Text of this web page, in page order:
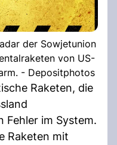
der Sowjetunion
von US-
- Depositphotos
Raketen, die
Fehler im System.
Raketen mit